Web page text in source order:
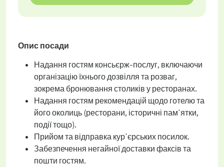
Опис посади
Надання гостям консьєрж-послуг, включаючи
організацію їхнього дозвілля та розваг,
зокрема бронювання столиків у ресторанах.
Надання гостям рекомендацій щодо готелю та
його околиць (ресторани, історичні пам'ятки,
події тощо).
Прийом та відправка кур'єрських посилок.
Забезпечення негайної доставки факсів та
пошти гостям.